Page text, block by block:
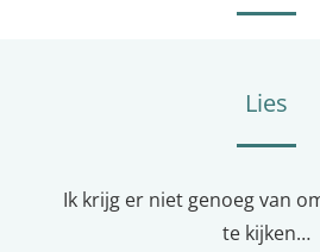
Lies
Ik krijg er niet genoeg van
te kijken…